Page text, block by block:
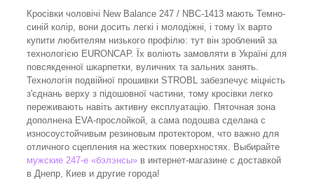
Кросівки чоловічі New Balance 247 / NBC-1413 мають Темно-
синій колір, вони досить легкі і молодіжні, і тому їх варто
купити любителям низького профілю: тут він зроблений за
технологією EURONCAP. Їх воліють замовляти в Україні для
повсякденної шкарпетки, вуличних та зальних занять.
Технологія подвійної прошивки STROBL забезпечує міцність
з'єднань верху з підошовної частини, тому кросівки легко
переживають навіть активну експлуатацію. Пяточная зона
дополнена EVA-прослойкой, а сама подошва сделана с
износоустойчивым резиновым протектором, что важно для
отличного сцепления на жестких поверхностях. Выбирайте
мужские 247-е «бэлэнсы» в интернет-магазине с доставкой
в Днепр, Киев и другие города!